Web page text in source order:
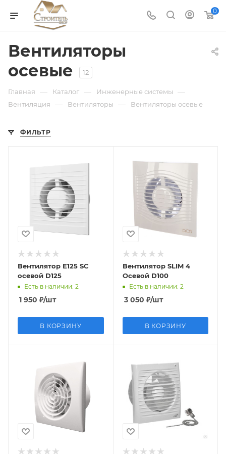
0
Вентиляторы
осевые
12
Главная — Каталог — Инженерные системы —
Вентиляция — Вентиляторы — Вентиляторы осевые
ФИЛЬТР
Вентилятор Е125 SС
осевой D125
Есть в наличии: 2
1 950 ₽/шт
В КОРЗИНУ
Вентилятор SLIM 4
Осевой D100
Есть в наличии: 2
3 050 ₽/шт
В КОРЗИНУ